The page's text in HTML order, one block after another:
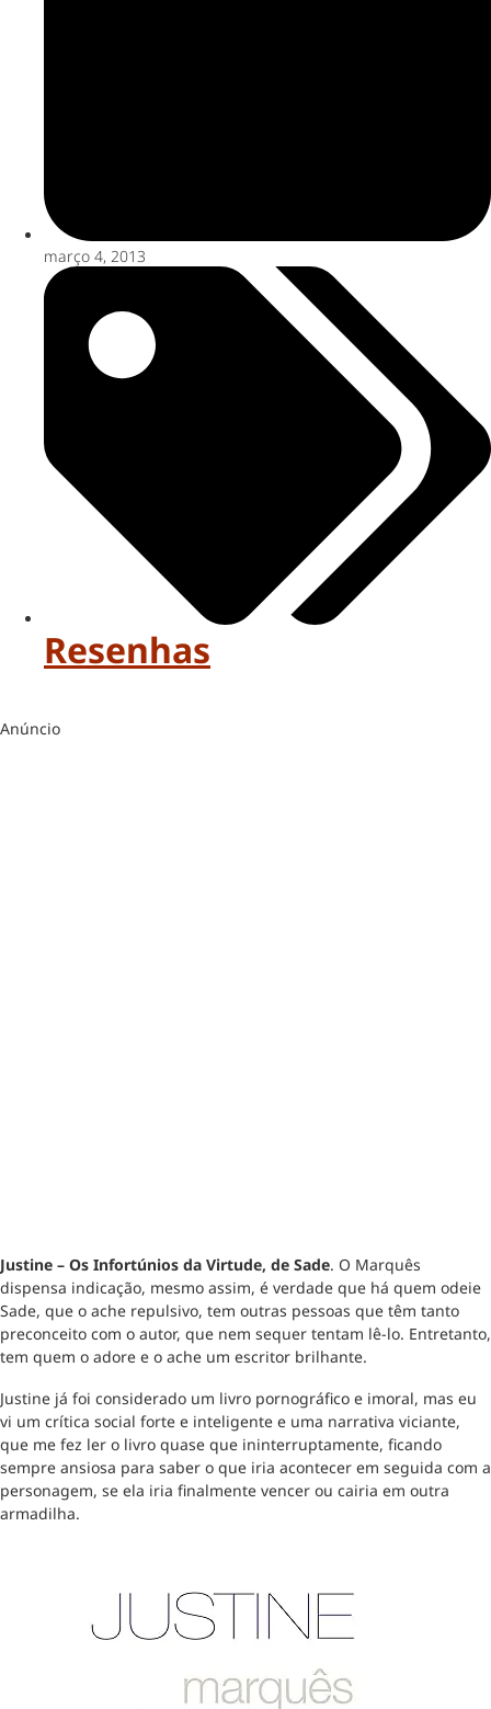
março 4, 2013
Resenhas
Anúncio
Justine – Os Infortúnios da Virtude, de Sade. O Marquês
dispensa indicação, mesmo assim, é verdade que há quem odeie
Sade, que o ache repulsivo, tem outras pessoas que têm tanto
preconceito com o autor, que nem sequer tentam lê-lo. Entretanto,
tem quem o adore e o ache um escritor brilhante.
Justine já foi considerado um livro pornográfico e imoral, mas eu
vi um crítica social forte e inteligente e uma narrativa viciante,
que me fez ler o livro quase que ininterruptamente, ficando
sempre ansiosa para saber o que iria acontecer em seguida com a
personagem, se ela iria finalmente vencer ou cairia em outra
armadilha.